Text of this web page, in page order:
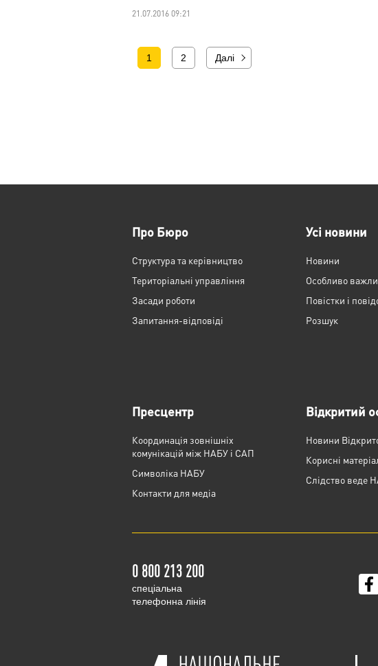
21.07.2016 09:21
1 2 Далі
Про Бюро
Структура та керівництво
Територіальні управління
Засади роботи
Запитання-відповіді
Усі новини
Новини
Особливо
Повістки і
Розшук
Пресцентр
Координація зовнішніх
комунікацій між НАБУ і САП
Cимволіка НАБУ
Контакти для медіа
Відкритий
Новини
Корисні
Слідство веде
0 800 213 200
cпеціальна
телефонна лінія